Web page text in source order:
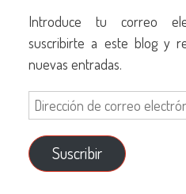
Introduce tu correo
suscribirte a este blog y
nuevas entradas.
Suscribir